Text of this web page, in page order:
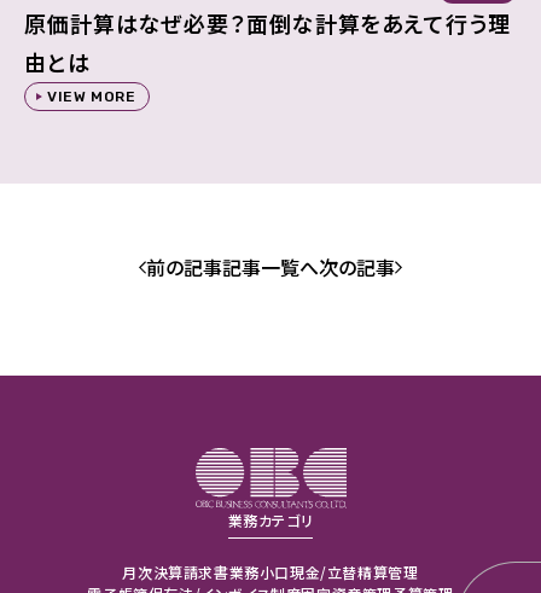
原価計算はなぜ必要？面倒な計算をあえて行う理
由とは
VIEW MORE
前の記事記事一覧へ次の記事
業務カテゴリ
月次決算請求書業務小口現金/立替精算管理